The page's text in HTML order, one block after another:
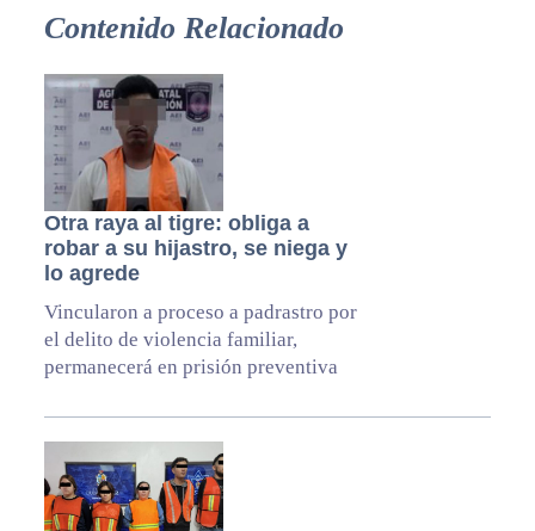
Contenido Relacionado
Otra raya al tigre: obliga a
robar a su hijastro, se niega y
lo agrede
Vincularon a proceso a padrastro por
el delito de violencia familiar,
permanecerá en prisión preventiva